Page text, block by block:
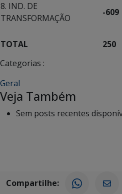
8. IND. DE
TRANSFORMAÇÃO
-609
TOTAL
250
Categorias :
Geral
Veja Também
Sem posts recentes
Compartilhe: